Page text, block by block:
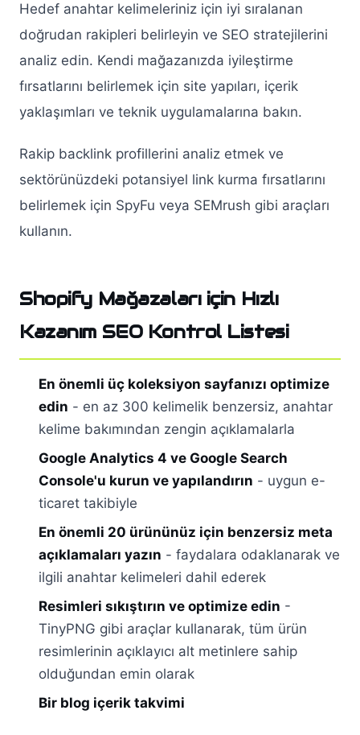
Hedef anahtar kelimeleriniz için iyi sıralanan
doğrudan rakipleri belirleyin ve SEO stratejilerini
analiz edin. Kendi mağazanızda iyileştirme
fırsatlarını belirlemek için site yapıları, içerik
yaklaşımları ve teknik uygulamalarına bakın.
Rakip backlink profillerini analiz etmek ve
sektörünüzdeki potansiyel link kurma fırsatlarını
belirlemek için SpyFu veya SEMrush gibi araçları
kullanın.
Shopify Mağazaları için Hızlı
Kazanım SEO Kontrol Listesi
En önemli üç koleksiyon sayfanızı optimize
edin - en az 300 kelimelik benzersiz, anahtar
kelime bakımından zengin açıklamalarla
Google Analytics 4 ve Google Search
Console'u kurun ve yapılandırın - uygun e-
ticaret takibiyle
En önemli 20 ürününüz için benzersiz meta
açıklamaları yazın - faydalara odaklanarak ve
ilgili anahtar kelimeleri dahil ederek
Resimleri sıkıştırın ve optimize edin -
TinyPNG gibi araçlar kullanarak, tüm ürün
resimlerinin açıklayıcı alt metinlere sahip
olduğundan emin olarak
Bir blog içerik takvimi